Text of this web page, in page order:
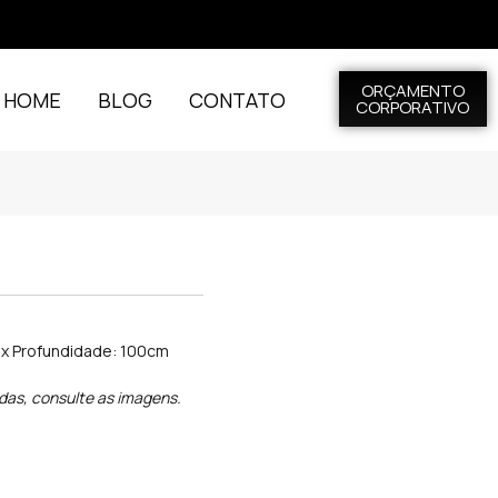
BLOG CONTATO ORÇAMENTO
CORPORATIVO
Profundidade: 100cm
consulte as imagens.